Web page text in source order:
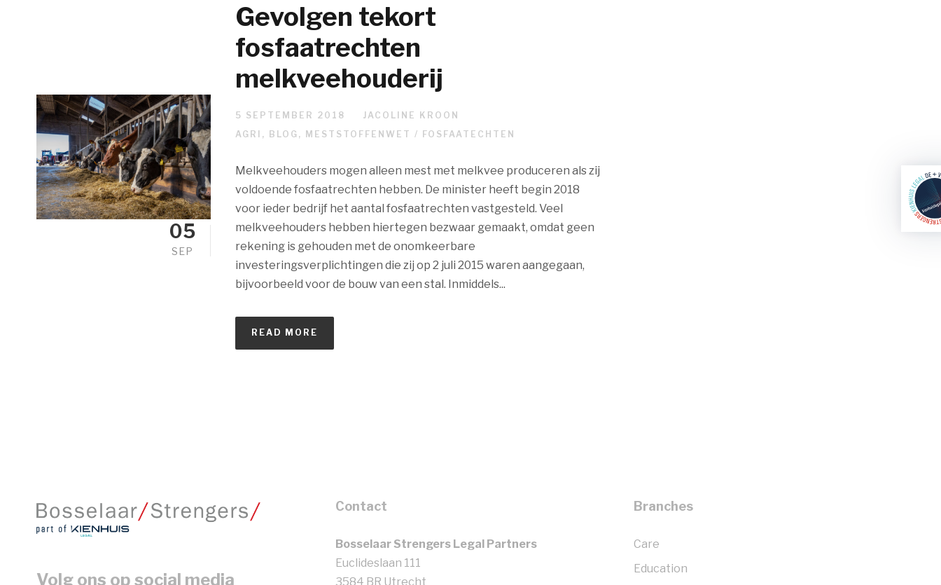
05
SEP
Gevolgen tekort
fosfaatrechten
melkveehouderij
5 SEPTEMBER 2018
JACOLINE KROON
AGRI , BLOG , MESTSTOFFENWET / FOSFAATECHTEN
Melkveehouders mogen alleen mest met melkvee produceren als zij
voldoende fosfaatrechten hebben. De minister heeft begin 2018
voor ieder bedrijf het aantal fosfaatrechten vastgesteld. Veel
melkveehouders hebben hiertegen bezwaar gemaakt, omdat geen
rekening is gehouden met de onomkeerbare
investeringsverplichtingen die zij op 2 juli 2015 waren aangegaan,
bijvoorbeeld voor de bouw van een stal. Inmiddels...
READ MORE
Volg ons op social media
Contact
Bosselaar Strengers Legal Partners
Euclideslaan 111
3584 BR Utrecht
Branches
Care
Education